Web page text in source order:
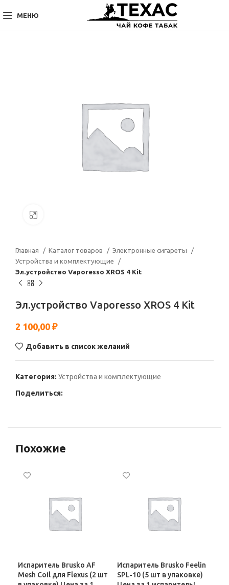
МЕНЮ
Главная Каталог товаров
Электронные сигареты
Устройства и комплектующие
Эл.устройство Vaporesso XROS 4 Kit
Эл.устройство Vaporesso XROS 4 Kit
2 100,00 ₽
Добавить в список желаний
Категория: Устройства и комплектующие
Поделиться:
Похожие
Испаритель Brusko AF
Mesh Coil для Flexus (2 шт
Испаритель Brusko Feelin
SPL-10 (5 шт в упаковке)